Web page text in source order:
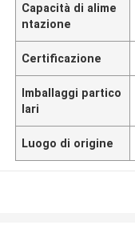
Capacità di alime
ntazione
Certificazione
Imballaggi partico
lari
Luogo di origine